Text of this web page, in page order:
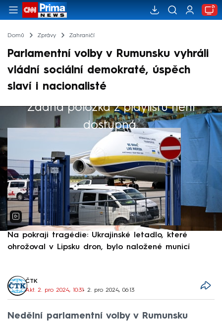
Domů Zprávy Zahraničí
Parlamentní volby v Rumunsku vyhráli
vládní sociální demokraté, úspěch
slaví i nacionalisté
Žádná položka z playlistu není
dostupná.
Výběr redakce
Na pokraji tragédie: Ukrajinské letadlo, které
ohrožoval v Lipsku dron, bylo naložené municí
ČTK
Akt. 2. pro 2024, 10:31• 2. pro 2024, 06:13
Nedělní parlamentní volby v Rumunsku